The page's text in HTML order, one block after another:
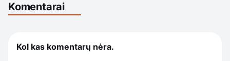
Komentarai
Kol kas komentarų nėra.